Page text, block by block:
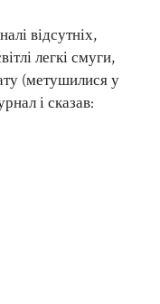
відсутніх,
легкі смуги,
(метушилися у
і сказав: